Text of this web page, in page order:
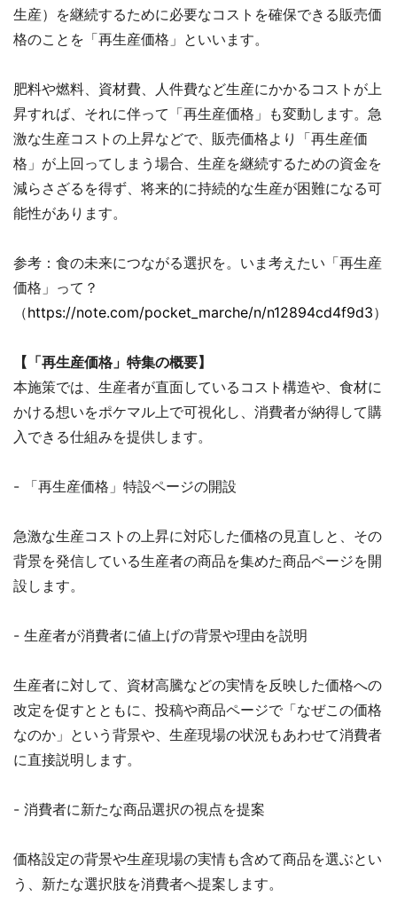
生産）を継続するために必要なコストを確保できる販売価
格のことを「再生産価格」といいます。
肥料や燃料、資材費、人件費など生産にかかるコストが上
昇すれば、それに伴って「再生産価格」も変動します。急
激な生産コストの上昇などで、販売価格より「再生産価
格」が上回ってしまう場合、生産を継続するための資金を
減らさざるを得ず、将来的に持続的な生産が困難になる可
能性があります。
参考：食の未来につながる選択を。いま考えたい「再生産
価格」って？
（https://note.com/pocket_marche/n/n12894cd4f9d3）
【「再生産価格」特集の概要】
本施策では、生産者が直面しているコスト構造や、食材に
かける想いをポケマル上で可視化し、消費者が納得して購
入できる仕組みを提供します。
- 「再生産価格」特設ページの開設
急激な生産コストの上昇に対応した価格の見直しと、その
背景を発信している生産者の商品を集めた商品ページを開
設します。
- 生産者が消費者に値上げの背景や理由を説明
生産者に対して、資材高騰などの実情を反映した価格への
改定を促すとともに、投稿や商品ページで「なぜこの価格
なのか」という背景や、生産現場の状況もあわせて消費者
に直接説明します。
- 消費者に新たな商品選択の視点を提案
価格設定の背景や生産現場の実情も含めて商品を選ぶとい
う、新たな選択肢を消費者へ提案します。